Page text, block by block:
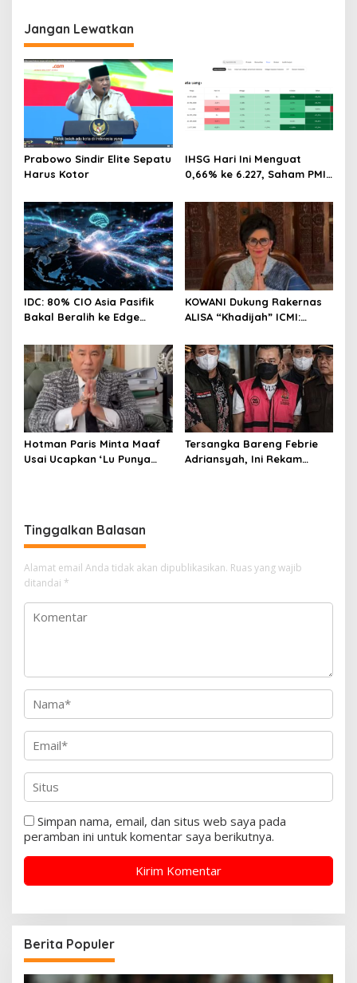
Jangan Lewatkan
Prabowo Sindir Elite Sepatu
Harus Kotor
IHSG Hari Ini Menguat
0,66% ke 6.227, Saham PMII,
28%! Ini Daftar Saham
Paling Cuan & Volume
Tertinggi 31 Juli 2026
IDC: 80% CIO Asia Pasifik
Bakal Beralih ke Edge
pada 2027
KOWANI Dukung Rakernas
ALISA “Khadijah” ICMI:
Menuju Indonesia Emas
Hotman Paris Minta Maaf
Usai Ucapkan ‘Lu Punya
Tersangka Bareng Febrie
Adriansyah, Ini Rekam
Tinggalkan Balasan
Alamat email Anda tidak akan dipublikasikan. Ruas yang wajib
ditandai *
Simpan nama, email, dan situs web saya pada
peramban ini untuk komentar saya berikutnya.
Berita Populer